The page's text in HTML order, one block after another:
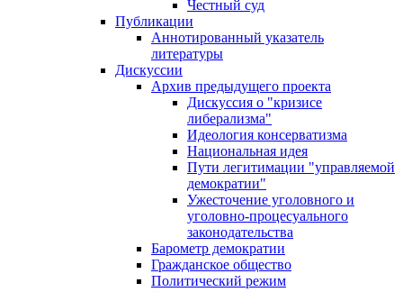
Честный суд
Публикации
Аннотированный указатель
литературы
Дискуссии
Архив предыдущего проекта
Дискуссия о "кризисе
либерализма"
Идеология консерватизма
Национальная идея
Пути легитимации "управляемой
демократии"
Ужесточение уголовного и
уголовно-процесуального
законодательства
Барометр демократии
Гражданское общество
Политический режим